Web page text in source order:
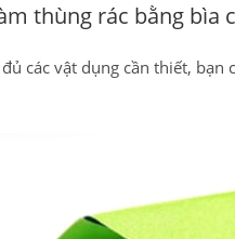
thùng rác bằng bìa
các vật dụng cần thiết,